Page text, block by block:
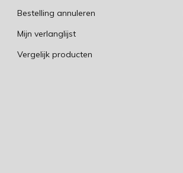
Bestelling annuleren
Mijn verlanglijst
Vergelijk producten